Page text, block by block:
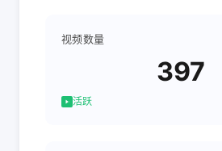
视频数量
397
活跃